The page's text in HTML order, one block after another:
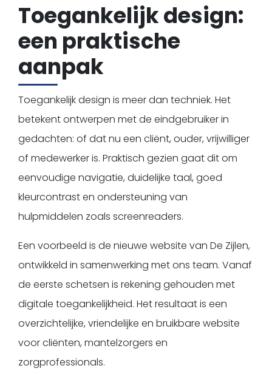
Toegankelijk design:
een praktische
aanpak
Toegankelijk design is meer dan techniek. Het
betekent ontwerpen met de eindgebruiker in
gedachten: of dat nu een cliënt, ouder, vrijwilliger
of medewerker is. Praktisch gezien gaat dit om
eenvoudige navigatie, duidelijke taal, goed
kleurcontrast en ondersteuning van
hulpmiddelen zoals screenreaders.
Een voorbeeld is de nieuwe website van De Zijlen,
ontwikkeld in samenwerking met ons team. Vanaf
de eerste schetsen is rekening gehouden met
digitale toegankelijkheid. Het resultaat is een
overzichtelijke, vriendelijke en bruikbare website
voor cliënten, mantelzorgers en
zorgprofessionals.